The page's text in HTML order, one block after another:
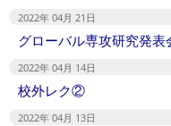
2022年 04月 21日
グローバル専攻研究発表
2022年 04月 14日
校外レク②
2022年 04月 13日